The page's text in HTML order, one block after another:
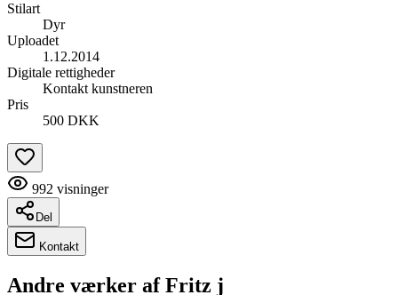
Stilart
Dyr
Uploadet
1.12.2014
Digitale rettigheder
Kontakt kunstneren
Pris
500 DKK
992 visninger
Del
Kontakt
Andre værker afFritz j